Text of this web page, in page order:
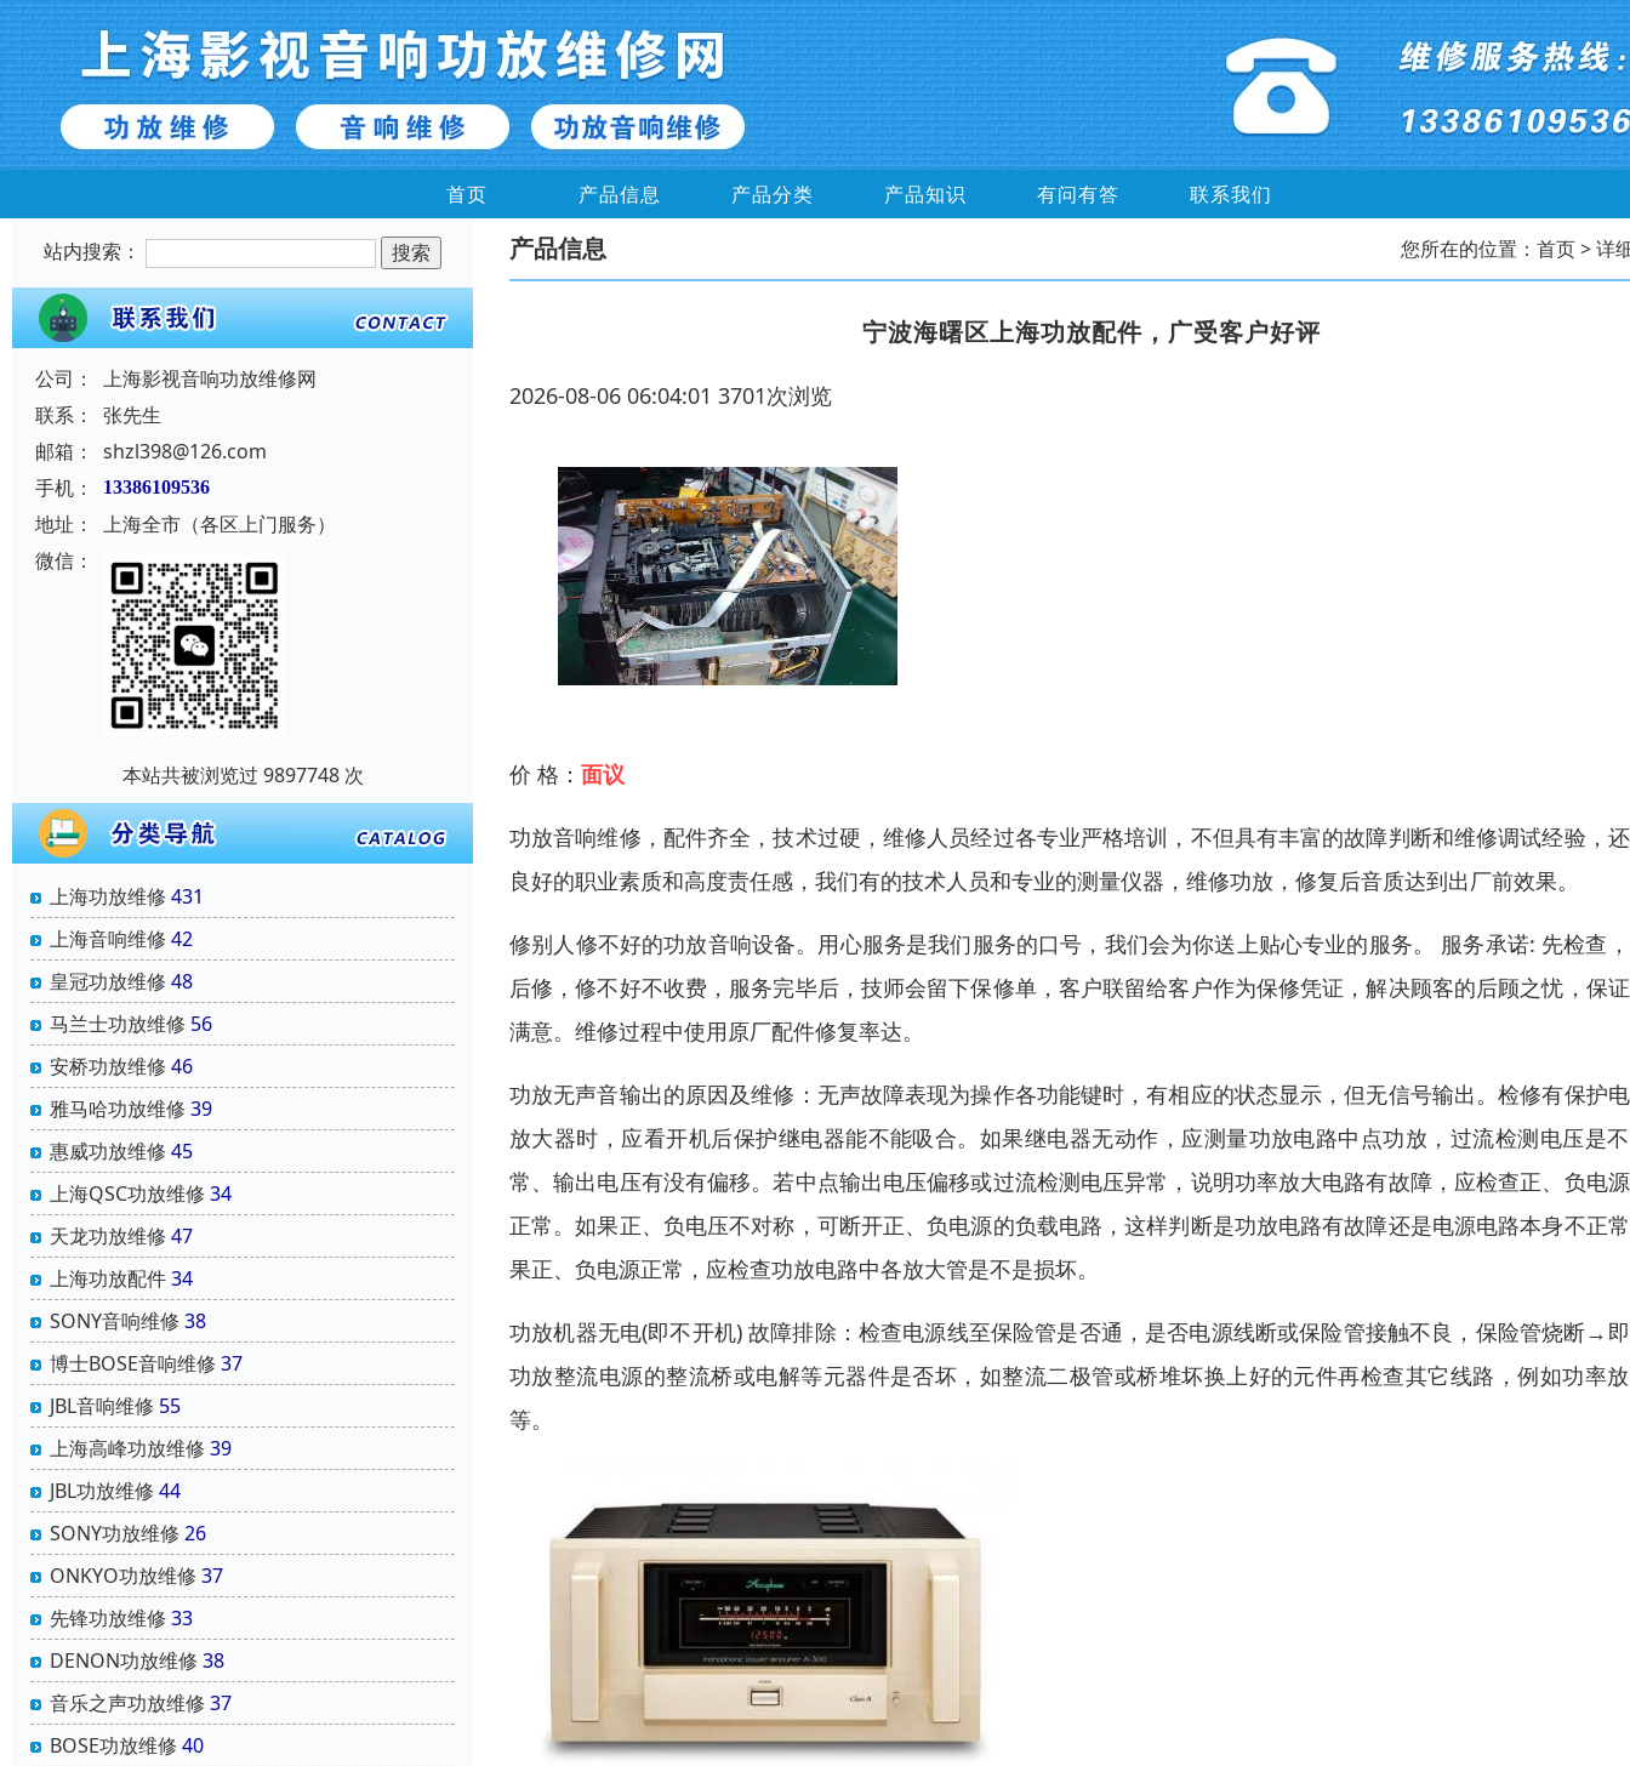
首页 产品信息 产品分类 产品知识 有问有答 联系我们
站内搜索：
公司：
上海影视音响功放维修网
联系：
张先生
邮箱：
shzl398@126.com
手机：
13386109536
地址：
上海全市（各区上门服务）
微信：
本站共被浏览过 9897748 次
上海功放维修 431
上海音响维修 42
皇冠功放维修 48
马兰士功放维修 56
安桥功放维修 46
雅马哈功放维修 39
惠威功放维修 45
上海QSC功放维修 34
天龙功放维修 47
上海功放配件34
SONY音响维修 38
博士BOSE音响维修 37
JBL音响维修 55
上海高峰功放维修 39
JBL功放维修 44
SONY功放维修 26
ONKYO功放维修 37
先锋功放维修 33
DENON功放维修 38
音乐之声功放维修 37
BOSE功放维修 40
产品信息 您所在的位置： 首页> 详
宁波海曙区上海功放配件，广受客户好评
2026-08-06 06:04:01 3701次浏览
价 格： 面议
功放音响维修，配件齐全，技术过硬，维修人员经过各专业严格培训，不但具有丰富的故障判断和维修调试经验，
良好的职业素质和高度责任感，我们有的技术人员和专业的测量仪器，维修功放，修复后音质达到出厂前效果。
修别人修不好的功放音响设备。用心服务是我们服务的口号，我们会为你送上贴心专业的服务。 服务承诺: 先检查
后修，修不好不收费，服务完毕后，技师会留下保修单，客户联留给客户作为保修凭证，解决顾客的后顾之忧，保
满意。维修过程中使用原厂配件修复率达。
功放无声音输出的原因及维修：无声故障表现为操作各功能键时，有相应的状态显示，但无信号输出。检修有保护
放大器时，应看开机后保护继电器能不能吸合。如果继电器无动作，应测量功放电路中点功放，过流检测电压是
常、输出电压有没有偏移。若中点输出电压偏移或过流检测电压异常，说明功率放大电路有故障，应检查正、负电
正常。如果正、负电压不对称，可断开正、负电源的负载电路，这样判断是功放电路有故障还是电源电路本身不正
果正、负电源正常，应检查功放电路中各放大管是不是损坏。
功放机器无电(即不开机) 故障排除：检查电源线至保险管是否通，是否电源线断或保险管接触不良，保险管烧断→
功放整流电源的整流桥或电解等元器件是否坏，如整流二极管或桥堆坏换上好的元件再检查其它线路，例如功率
等。